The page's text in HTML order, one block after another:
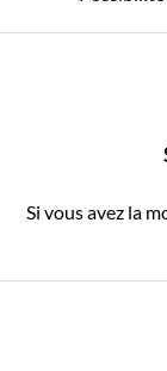
Si vous avez la